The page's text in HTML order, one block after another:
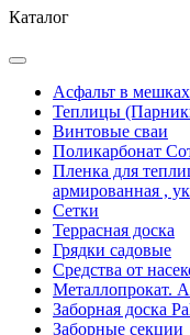
Каталог
Асфальт в мешках
Теплицы
Винтовые сваи
Поликарбонат
Пленка для
армированная ,
Сетки
Террасная доска
Грядки садовые
Средства от
Металлопрокат.
Заборная доска
Заборные секции